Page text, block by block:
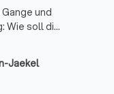
und
Wie soll die
Beitrag
Jaekel